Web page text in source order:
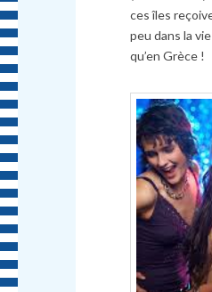
ces îles
peu dans la
qu’en Grèce !